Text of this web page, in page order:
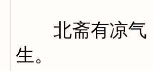
北斋有凉气，
生。